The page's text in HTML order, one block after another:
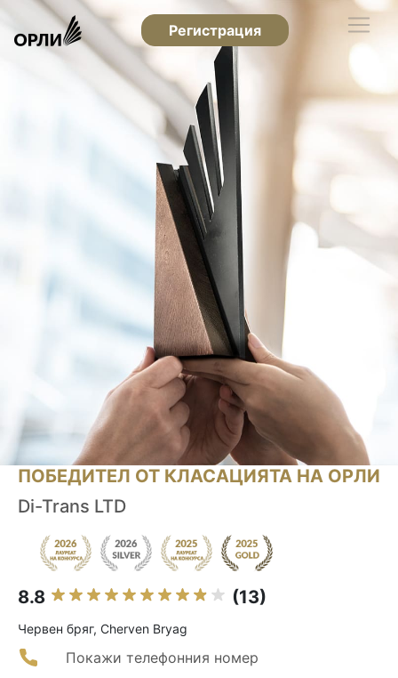
Регистрация
ПОБЕДИТЕЛ ОТ КЛАСАЦИЯТА НА ОРЛИ
Di-Trans LTD
8.8 (13)
Червен бряг, Cherven Bryag
Покажи телефонния номер